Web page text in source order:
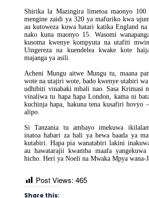
Shirika la Mazingira limetoa maonyo 100
mengine zaidi ya 320 ya mafuriko kwa
au kutoweza kuwa hatari katika England na
nako kuna maonyo 15. Wasomi
kusoma kwenye kompyuta na utafiti
Uingereza na kuendelea kwake kote
majanga ya asili.
Acheni Mungu aitwe Mungu tu, maana
wote na utajiri wote, bado kwenye utabiri
udhibiti vinabaki mbali nao. Sasa Krimasi
vinaliwa tu hapa hapa London, kama ni
kuchinja hapa, hakuna tena kusafiri hovyo
alipo.
Si Tanzania tu ambayo imekuwa
inatoa habari za hali ya hewa baada ya
kutabiri. Hapa pia wanatabiri lakini
au hawatarajii kwamba maafa
hicho. Heri ya Noeli na Mwaka Mpya wana-
Post Views: 465
Share this: